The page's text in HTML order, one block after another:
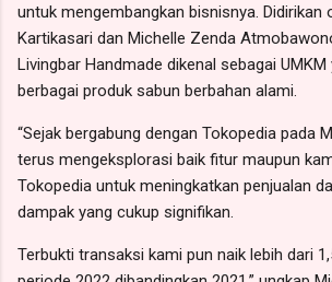
untuk mengembangkan bisnisnya. Didirikan
Kartikasari dan Michelle Zenda
Livingbar Handmade dikenal sebagai UMKM
berbagai produk sabun berbahan alami.
“Sejak bergabung dengan Tokopedia pada
terus mengeksplorasi baik fitur maupun
Tokopedia untuk meningkatkan penjualan
dampak yang cukup signifikan.
Terbukti transaksi kami pun naik lebih dari